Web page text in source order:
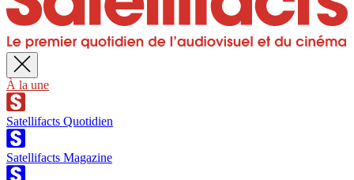
À la une
Satellifacts Quotidien
Satellifacts Magazine